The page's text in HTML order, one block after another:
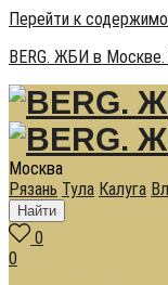
Перейти к
BERG. ЖБИ в Москве.
Москва
Рязань Тула Калуга
Найти
0
0